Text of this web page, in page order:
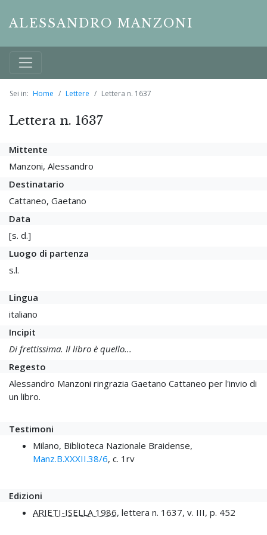
ALESSANDRO MANZONI
Sei in: Home Lettere Lettera n. 1637
Lettera n. 1637
Mittente
Manzoni, Alessandro
Destinatario
Cattaneo, Gaetano
Data
[s. d.]
Luogo di partenza
s.l.
Lingua
italiano
Incipit
Di frettissima. Il libro è quello...
Regesto
Alessandro Manzoni ringrazia Gaetano Cattaneo per l'invio di
un libro.
Testimoni
Milano, Biblioteca Nazionale Braidense,
Manz.B.XXXII.38/6, c. 1rv
Edizioni
ARIETI-ISELLA 1986, lettera n. 1637, v. III, p. 452